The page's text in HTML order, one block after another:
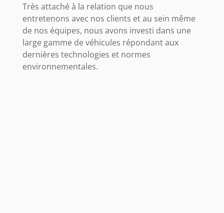
Très attaché à la relation que nous
entretenons avec nos clients et au sein même
de nos équipes, nous avons investi dans une
large gamme de véhicules répondant aux
dernières technologies et normes
environnementales.